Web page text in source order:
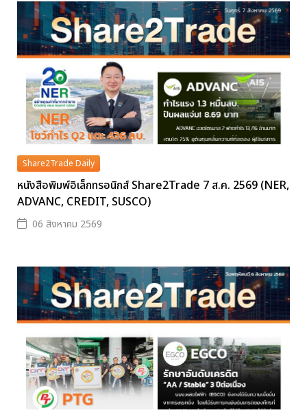
Share2Trade Daily
หนังสือพิมพ์อิเล็กทรอนิกส์ Share2Trade 7 ส.ค. 2569 (NER,
ADVANC, CREDIT, SUSCO)
06 สิงหาคม 2569